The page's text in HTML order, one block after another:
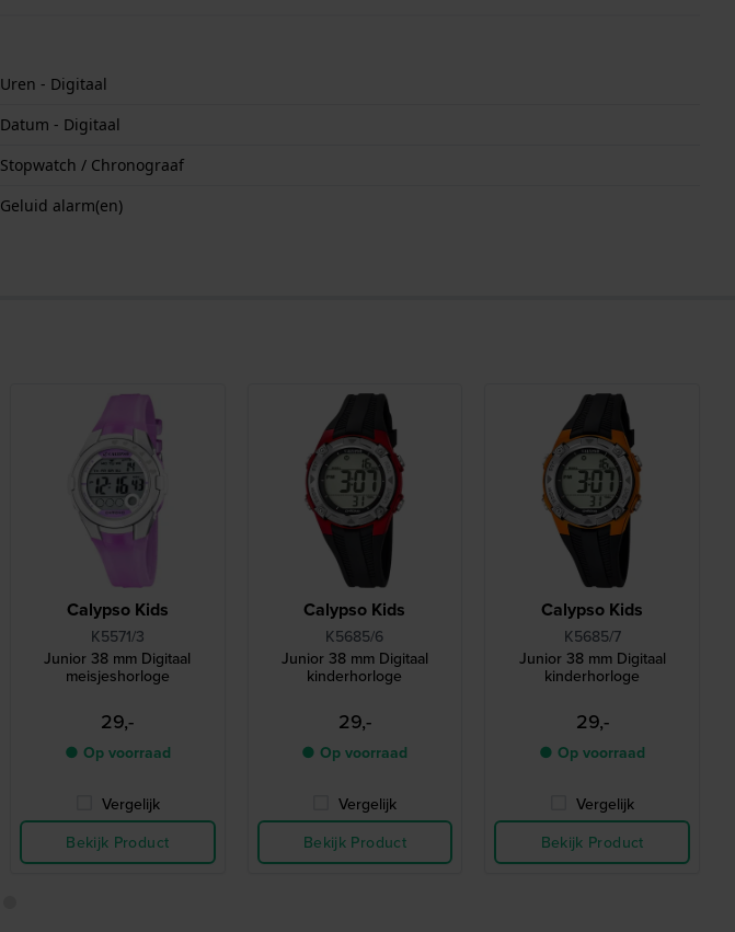
Uren - Digitaal
Datum - Digitaal
Stopwatch / Chronograaf
Geluid alarm(en)
Calypso Kids
K5571/3
Junior 38 mm Digitaal
meisjeshorloge
29,-
● Op voorraad
Vergelijk
Bekijk Product
Calypso Kids
K5685/6
Junior 38 mm Digitaal
kinderhorloge
29,-
● Op voorraad
Vergelijk
Bekijk Product
Calypso Kids
K5685/7
Junior 38 mm Digitaal
kinderhorloge
29,-
● Op voorraad
Vergelijk
Bekijk Product